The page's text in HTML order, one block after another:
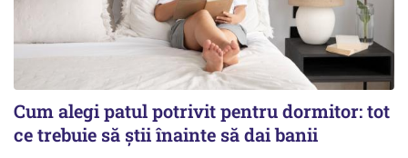
Cum alegi patul potrivit pentru dormitor: tot
ce trebuie să știi înainte să dai banii